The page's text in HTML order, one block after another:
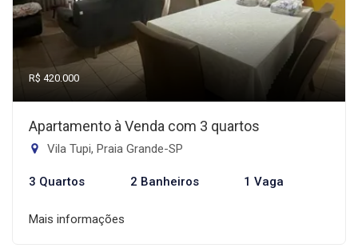
R$ 420.000
Apartamento à Venda com 3 quartos
Vila Tupi, Praia Grande-SP
3 Quartos 2 Banheiros 1 Vaga
Mais informações